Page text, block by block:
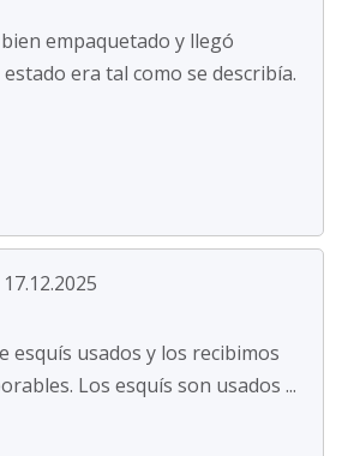
empaquetado y llegó
era tal como se describía.
esquís usados y los recibimos
Los esquís son usados ...